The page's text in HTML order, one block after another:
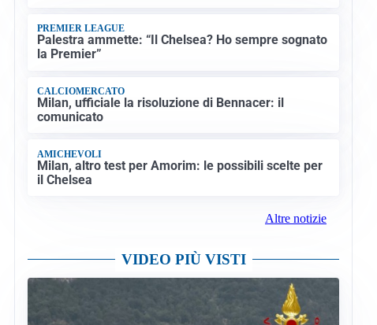
PREMIER LEAGUE
Palestra ammette: “Il Chelsea? Ho sempre sognato
la Premier”
CALCIOMERCATO
Milan, ufficiale la risoluzione di Bennacer: il
comunicato
AMICHEVOLI
Milan, altro test per Amorim: le possibili scelte per
il Chelsea
Altre notizie
VIDEO PIÙ VISTI